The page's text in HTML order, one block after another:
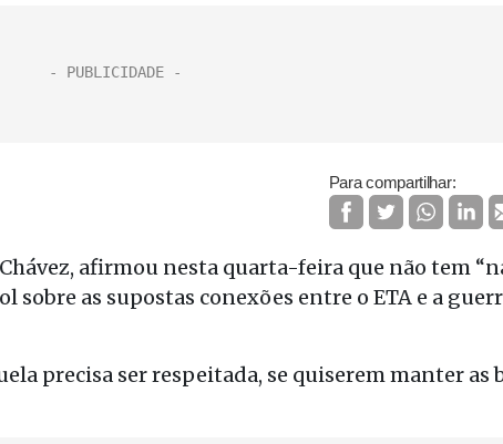
Para compartilhar:
afirmou nesta quarta-feira que não tem
sobre as supostas conexões entre o ETA e a
precisa ser respeitada, se quiserem manter as